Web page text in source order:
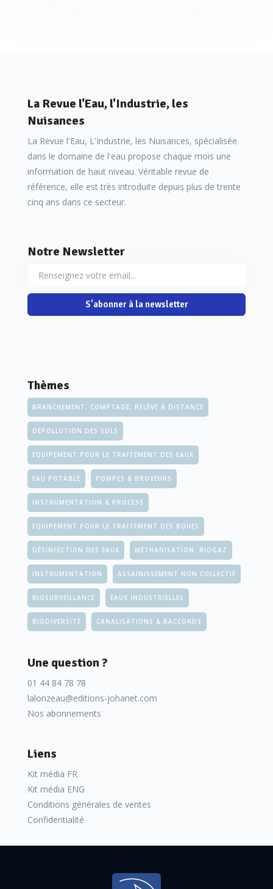
La Revue l'Eau, l'Industrie, les
Nuisances
La Revue l'Eau, L'Industrie, les Nuisances, spécialisée
dans le domaine de l'eau propose chaque mois une
information de haut niveau. Véritable revue de
référence, elle est très introduite depuis plus de trente
cinq ans dans ce secteur.
Notre Newsletter
S'abonner à la newsletter
Thèmes
BRANCHEMENT, COMPTAGE, RELÈVE À DISTANCE
DÉPOLLUTION DES SOLS
EQUIPEMENT POUR LE TRAITEMENT DES EAUX
EAU POTABLE POMPES & BROYEURS
INSTRUMENTATION & PROCESS
EQUIPEMENT POUR LE TRAITEMENT DES BOUES
DÉSINFECTION DES EAUX MÉTHANISATION, BIOGAZ
INSTRUMENTATION ASSAINISSEMENT NON COLLECTIF
BIOSURVEILLANCE EAUX INDUSTRIELLES
BIODIVERSITÉ CANALISATIONS & RACCORDS
Une question ?
01 44 84 78 78
lalonzeau@editions-johanet.com
Nos abonnements
Liens
Kit média FR
Kit média ENG
Conditions générales de ventes
Confidentialité